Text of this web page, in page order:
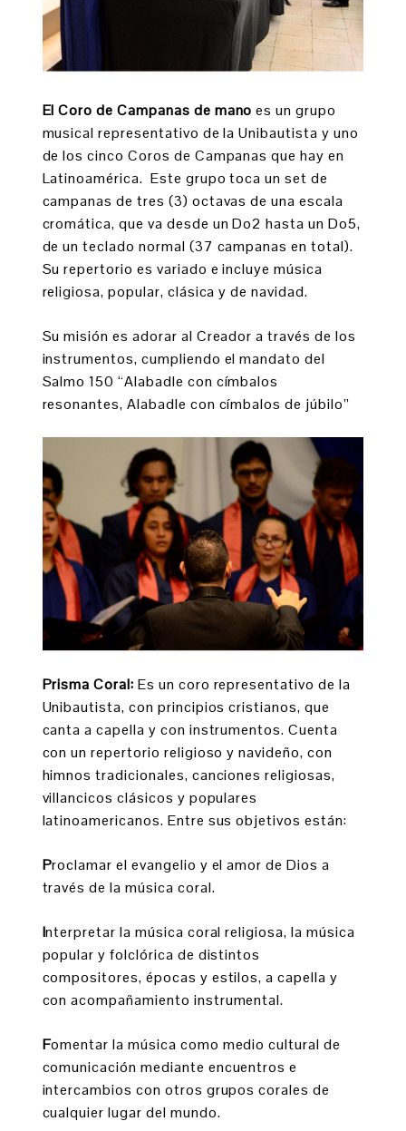
El Coro de Campanas de manoes un grupo
musical representativo de la Unibautista y uno
de los cinco Coros de Campanas que hay en
Latinoamérica. Este grupo toca un set de
campanas de tres (3) octavas de una escala
cromática, que va desde un Do2 hasta un Do5,
de un teclado normal (37 campanas en total).
Su repertorio es variado e incluye música
religiosa, popular, clásica y de navidad.
Su misión es adorar al Creador a través de los
instrumentos, cumpliendo el mandato del
Salmo 150 “Alabadle con címbalos
resonantes, Alabadle con címbalos de júbilo”
Prisma Coral: Es un coro representativo de la
Unibautista, con principios cristianos, que
canta a capella y con instrumentos. Cuenta
con un repertorio religioso y navideño, con
himnos tradicionales, canciones religiosas,
villancicos clásicos y populares
latinoamericanos. Entre sus objetivos están:
Proclamar el evangelio y el amor de Dios a
través de la música coral.
Interpretar la música coral religiosa, la música
popular y folclórica de distintos
compositores, épocas y estilos, a capella y
con acompañamiento instrumental.
Fomentar la música como medio cultural de
comunicación mediante encuentros e
intercambios con otros grupos corales de
cualquier lugar del mundo.